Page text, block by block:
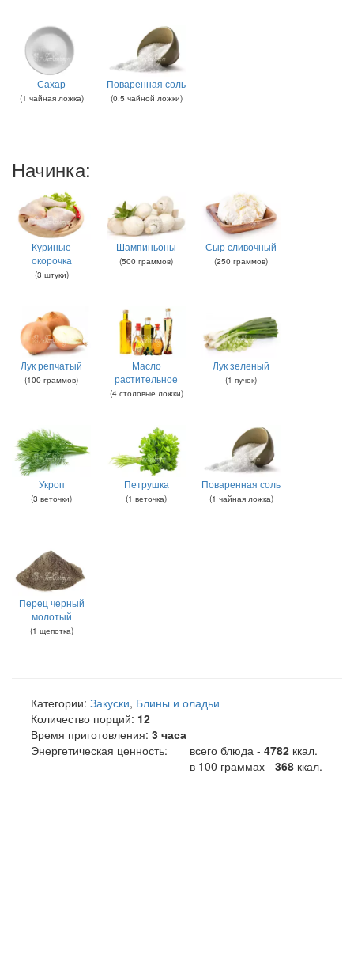
Сахар
(1 чайная ложка)
Поваренная соль
(0.5 чайной ложки)
Начинка:
Куриные
окорочка
(3 штуки)
Шампиньоны
(500 граммов)
Сыр сливочный
(250 граммов)
Лук репчатый
(100 граммов)
Масло
растительное
(4 столовые ложки)
Лук зеленый
(1 пучок)
Укроп
(3 веточки)
Петрушка
(1 веточка)
Поваренная соль
(1 чайная ложка)
Перец черный
молотый
(1 щепотка)
Категории: Закуски, Блины и оладьи
Количество порций: 12
Время приготовления: 3 часа
Энергетическая ценность:
всего блюда - 4782 ккал.
в 100 граммах - 368 ккал.